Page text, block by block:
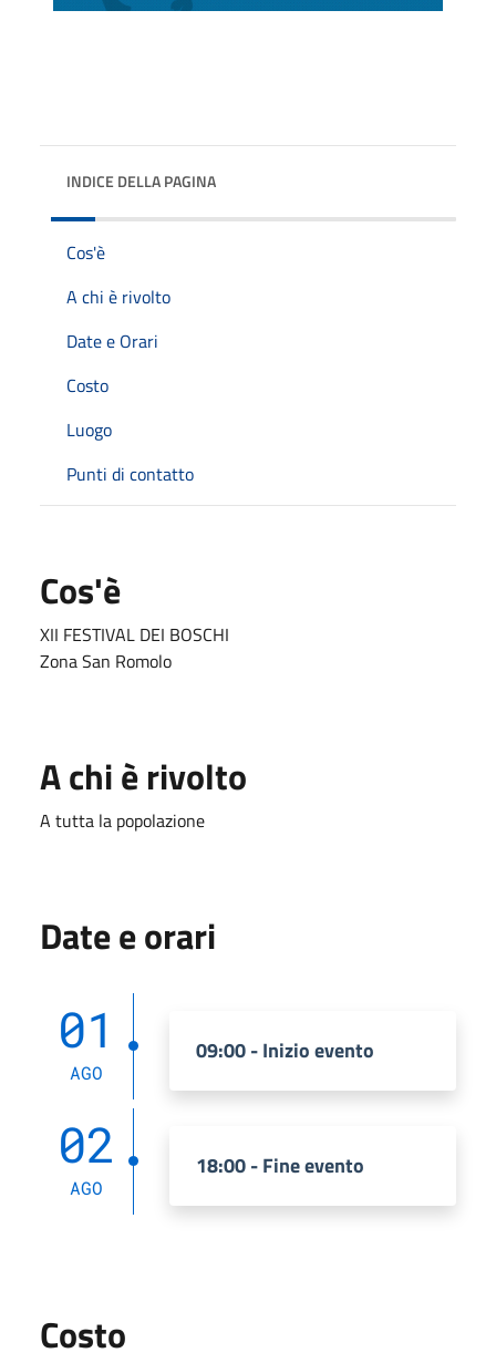
INDICE DELLA PAGINA
Cos'è
A chi è rivolto
Date e Orari
Costo
Luogo
Punti di contatto
Cos'è
XII FESTIVAL DEI BOSCHI
Zona San Romolo
A chi è rivolto
A tutta la popolazione
Date e orari
01
AGO
09:00 - Inizio evento
02
AGO
18:00 - Fine evento
Costo